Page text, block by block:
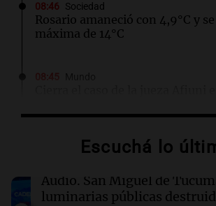
08:46 Sociedad
Rosario amaneció con 4,9°C y
máxima de 14°C
Sociedad
opera en la Triple Frontera
Escuchá lo
Audio. San Miguel de
luminarias públicas